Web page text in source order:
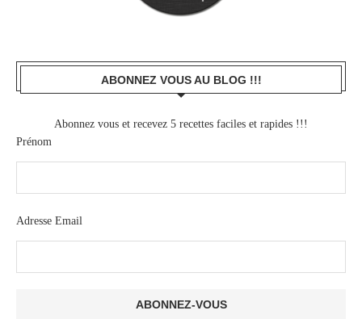
ABONNEZ VOUS AU BLOG !!!
Abonnez vous et recevez 5 recettes faciles et rapides !!!
Prénom
Adresse Email